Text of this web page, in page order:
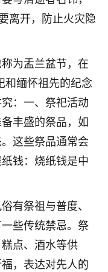
离开，防止火灾隐
为盂兰盆节，在
和缅怀祖先的纪念
：一、祭祀活动
丰盛的祭品，如
这些祭品通常会
钱：烧纸钱是中
有祭祖与普度、
些传统禁忌。祭
点、酒水等供
，表达对先人的
个联系方式的啊？
奶奶做超度，她今年
，刚开始我经常
介绍，找到慧来老